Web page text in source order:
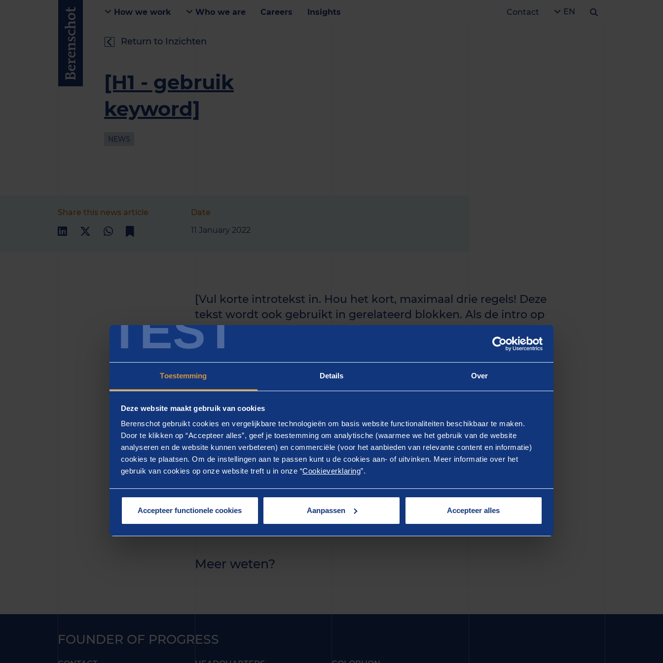
TEST
Toestemming Details Over
Deze website maakt gebruik van cookies
Berenschot gebruikt cookies en vergelijkbare technologieën om basis website functionaliteiten beschikbaar te maken.
Door te klikken op “Accepteer alles”, geef je toestemming om analytische (waarmee we het gebruik van de website
analyseren en de website kunnen verbeteren) en commerciële (voor het aanbieden van relevante content en informatie)
cookies te plaatsen. Om de instellingen aan te passen kunt u de cookies aan- of uitvinken. Meer informatie over het
gebruik van cookies op onze website treft u in onze “Cookieverklaring”.
Accepteer functionele cookies Aanpassen Accepteer alles
How we work Who we are Careers Insights Contact EN
Return to Inzichten
[H1 - gebruik
keyword]
NEWS
Share this news article
Date
11 January 2022
[Vul korte introtekst in. Hou het kort, maximaal drie regels! Deze
tekst wordt ook gebruikt in gerelateerd blokken. Als de intro op
het huidige artikel langer is, kun je de rest in de eerste paragraaf
zetten.]
[H2 - gebruik keyword]
eiusmod tempor incididunt ut labore et dolore magna aliqua. Ut enim ad minim veniam,
quis nostrud exercitation ullamco laboris nisi ut aliquip ex ea commodo consequat. Duis
aute irure dolor in reprehenderit in voluptate velit esse cillum dolore eu fugiat nulla
pariatur. Excepteur sint occaecat cupidatat non proident, sunt in culpa qui officia deserunt
mollit anim id est laborum.
Meer weten?
FOUNDER OF PROGRESS